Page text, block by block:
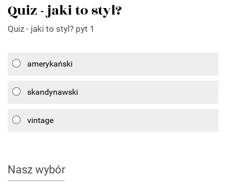
Quiz - jaki to styl?
Quiz - jaki to styl? pyt 1
amerykański
skandynawski
vintage
Nasz wybór